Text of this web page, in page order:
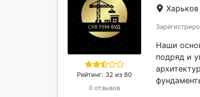
Рейтинг: 32 из 80
0 отзывов
Харьков
Наши
подряд и